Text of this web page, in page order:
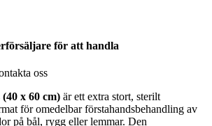
för att handla
oss
x 60 cm) är ett extra stort, sterilt
för omedelbar förstahandsbehandling av
på bål, rygg eller lemmar. Den